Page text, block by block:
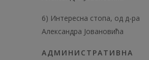
6) Интересна стопа, од д-ра
Александра Јовановића
АДМИНИСТРАТИВНА